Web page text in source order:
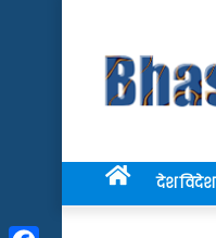
Homeदेश विदेश